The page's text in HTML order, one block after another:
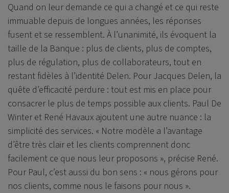
Quand on leur demande ce qui a changé et ce qui reste
immuable depuis de longues années, les réponses
fusent et se ressemblent. À l’unanimité, ils évoquent la
taille de la Banque : plus de clients, plus de comptes,
plus de régulation, plus de collaborateurs, tout en
restant fidèles à l’identité Delen. Pour Jacques Delen, la
quête d’efficacité perdure : tout est mis en place pour
consacrer le plus de temps possible aux clients. Paul De
Winter et René Havaux ajoutent une autre nuance : la
simplicité des services. « Notre modèle a l’avantage
d’être très clair et les clients comprennent donc
facilement ce que nous leur proposons », précise René.
Pour Paul, c’est aussi du bon sens : « nous gérons pour
nos clients, comme nous le faisons pour nous ».